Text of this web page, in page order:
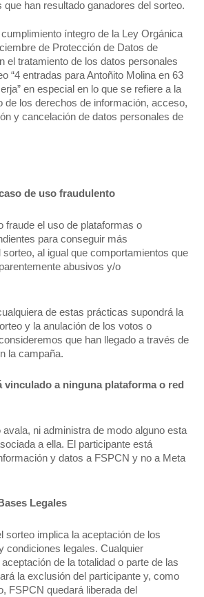
que han resultado ganadores del sorteo.
íntegro de la Ley Orgánica
de Protección de Datos de
el tratamiento de los datos personales
“4 entradas para Antoñito Molina en 63
en especial en lo que se refiere a la
de los derechos de información, acceso,
y cancelación de datos personales de
de uso fraudulento
fraude el uso de plataformas o
para conseguir más
sorteo, al igual que comportamientos que
abusivos y/o
de estas prácticas supondrá la
y la anulación de los votos o
que han llegado a través de
la campaña.
vinculado a ninguna plataforma o red
avala, ni administra de modo alguno esta
a ella. El participante está
y datos a FSPCN y no a Meta
Legales
sorteo implica la aceptación de los
condiciones legales. Cualquier
de la totalidad o parte de las
la exclusión del participante y, como
FSPCN quedará liberada del